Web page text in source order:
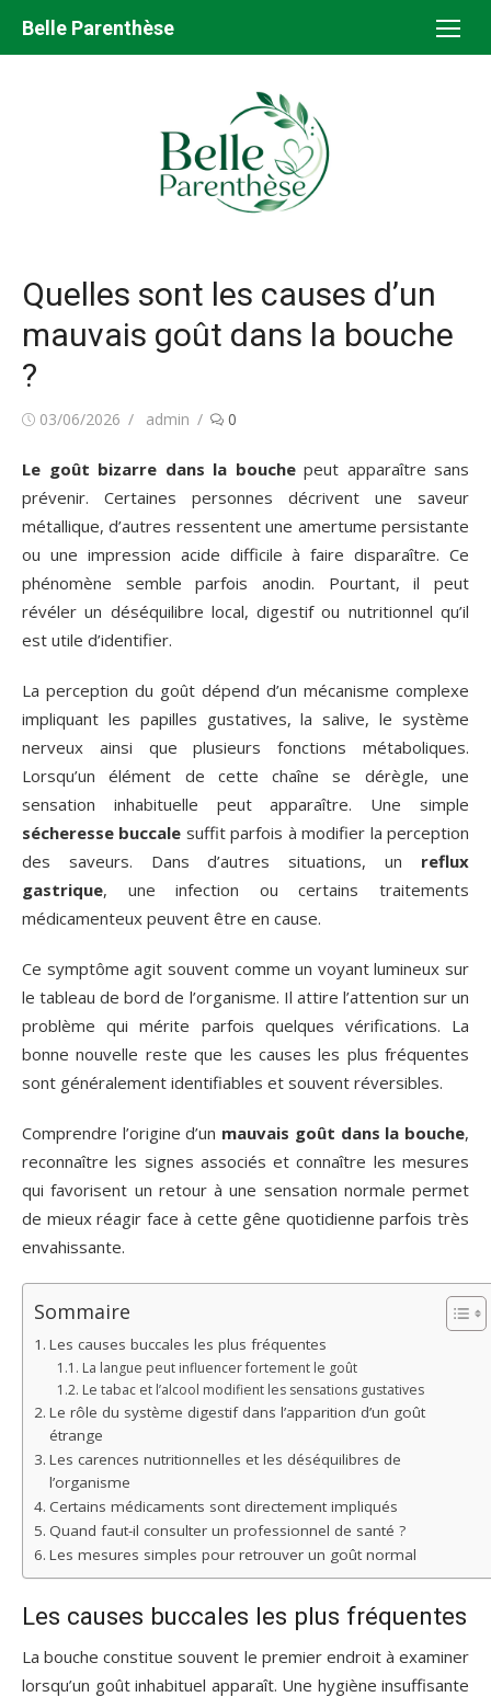
Belle Parenthèse
Quelles sont les causes d’un
mauvais goût dans la bouche
?
Publié03/06/2026 Auteur/autrice
admin 0
Le goût bizarre dans la bouchepeut apparaître sans
prévenir. Certaines personnes décrivent une saveur
métallique, d’autres ressentent une amertume persistante
ou une impression acide difficile à faire disparaître. Ce
phénomène semble parfois anodin. Pourtant, il peut
révéler un déséquilibre local, digestif ou nutritionnel qu’il
est utile d’identifier.
La perception du goût dépend d’un mécanisme complexe
impliquant les papilles gustatives, la salive, le système
nerveux ainsi que plusieurs fonctions métaboliques.
Lorsqu’un élément de cette chaîne se dérègle, une
sensation inhabituelle peut apparaître. Une simple
sécheresse buccale suffit parfois à modifier la perception
des saveurs. Dans d’autres situations, un reflux
gastrique, une infection ou certains traitements
médicamenteux peuvent être en cause.
Ce symptôme agit souvent comme un voyant lumineux sur
le tableau de bord de l’organisme. Il attire l’attention sur un
problème qui mérite parfois quelques vérifications. La
bonne nouvelle reste que les causes les plus fréquentes
sont généralement identifiables et souvent réversibles.
Comprendre l’origine d’un mauvais goût dans la bouche,
reconnaître les signes associés et connaître les mesures
qui favorisent un retour à une sensation normale permet
de mieux réagir face à cette gêne quotidienne parfois très
envahissante.
Sommaire
Les causes buccales les plus fréquentes
La langue peut influencer fortement le goût
Le tabac et l’alcool modifient les sensations gustatives
Le rôle du système digestif dans l’apparition d’un goût
étrange
Les carences nutritionnelles et les déséquilibres de
l’organisme
Certains médicaments sont directement impliqués
Quand faut-il consulter un professionnel de santé ?
Les mesures simples pour retrouver un goût normal
Les causes buccales les plus fréquentes
La bouche constitue souvent le premier endroit à examiner
lorsqu’un goût inhabituel apparaît. Une hygiène insuffisante